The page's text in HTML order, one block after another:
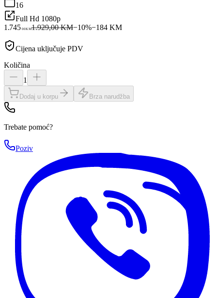
16
Full Hd 1080p
1.745 00KM1.929,00 KM−10%−184KM
Cijena uključuje PDV
Količina
1
Dodaj u korpu Brza narudžba
Trebate pomoć?
Poziv